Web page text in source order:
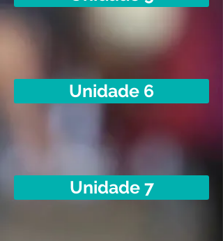
Unidade 6
Unidade 7